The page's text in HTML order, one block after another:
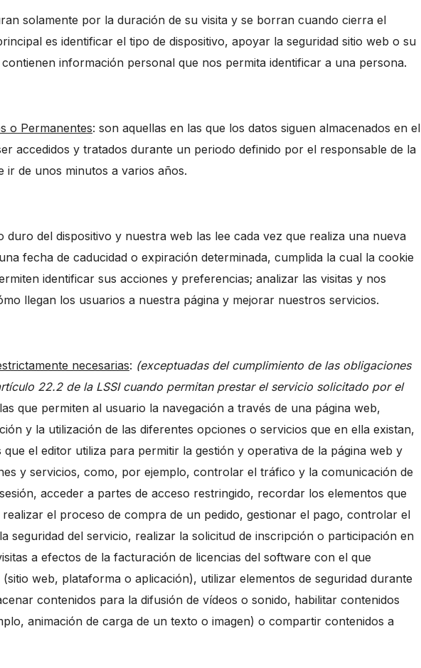
solamente por la duración de su visita y se borran cuando cierra el
es identificar el tipo de dispositivo, apoyar la seguridad sitio web o su
información personal que nos permita identificar a una persona.
o Permanentes: son aquellas en las que los datos siguen almacenados en el
accedidos y tratados durante un periodo definido por el responsable de la
ir de unos minutos a varios años.
duro del dispositivo y nuestra web las lee cada vez que realiza una nueva
fecha de caducidad o expiración determinada, cumplida la cual la cookie
identificar sus acciones y preferencias; analizar las visitas y nos
llegan los usuarios a nuestra página y mejorar nuestros servicios.
necesarias: (exceptuadas del cumplimiento de las obligaciones
22.2 de la LSSI cuando permitan prestar el servicio solicitado por el
que permiten al usuario la navegación a través de una página web,
y la utilización de las diferentes opciones o servicios que en ella existan,
que el editor utiliza para permitir la gestión y operativa de la página web y
y servicios, como, por ejemplo, controlar el tráfico y la comunicación de
acceder a partes de acceso restringido, recordar los elementos que
el proceso de compra de un pedido, gestionar el pago, controlar el
seguridad del servicio, realizar la solicitud de inscripción o participación en
a efectos de la facturación de licencias del software con el que
web, plataforma o aplicación), utilizar elementos de seguridad durante
contenidos para la difusión de vídeos o sonido, habilitar contenidos
animación de carga de un texto o imagen) o compartir contenidos a